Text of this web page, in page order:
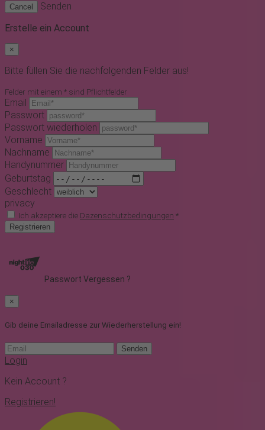
Cancel
Senden
Erstelle ein Account
×
Bitte füllen Sie die nachfolgenden Felder aus!
Felder mit einem * sind Pflichtfelder
Email
Passwort
Passwort wiederholen
Vorname
Nachname
Handynummer
Geburtstag
Geschlecht
privacy
Ich akzeptiere die Dazenschutzbedingungen *
Registrieren
Passwort Vergessen ?
×
Gib deine Emailadresse zur Wiederherstellung ein!
Senden
Login
Kein Account ?
Registrieren!